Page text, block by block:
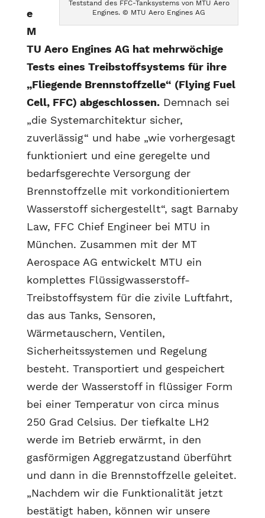
Teststand des FFC-Tanksystems von MTU Aero
Engines. © MTU Aero Engines AG
e
M
TU Aero Engines AG hat mehrwöchige
Tests eines Treibstoffsystems für ihre
„Fliegende Brennstoffzelle“ (Flying Fuel
Cell, FFC) abgeschlossen.Demnach sei
„die Systemarchitektur sicher,
zuverlässig“ und habe „wie vorhergesagt
funktioniert und eine geregelte und
bedarfsgerechte Versorgung der
Brennstoffzelle mit vorkonditioniertem
Wasserstoff sichergestellt“, sagt Barnaby
Law, FFC Chief Engineer bei MTU in
München. Zusammen mit der MT
Aerospace AG entwickelt MTU ein
komplettes Flüssigwasserstoff-
Treibstoffsystem für die zivile Luftfahrt,
das aus Tanks, Sensoren,
Wärmetauschern, Ventilen,
Sicherheitssystemen und Regelung
besteht. Transportiert und gespeichert
werde der Wasserstoff in flüssiger Form
bei einer Temperatur von circa minus
250 Grad Celsius. Der tiefkalte LH2
werde im Betrieb erwärmt, in den
gasförmigen Aggregatzustand überführt
und dann in die Brennstoffzelle geleitet.
„Nachdem wir die Funktionalität jetzt
bestätigt haben, können wir unsere